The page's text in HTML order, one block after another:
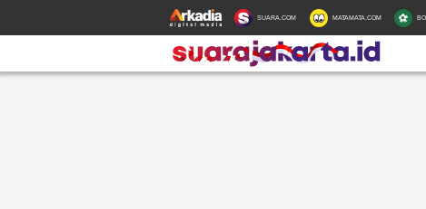
SUARA.COM MATAMATA.COM